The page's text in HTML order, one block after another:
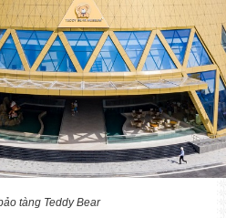
2025
– Ưu đãi sớm
ĐÁN 2024
2024
tàng Teddy Bear